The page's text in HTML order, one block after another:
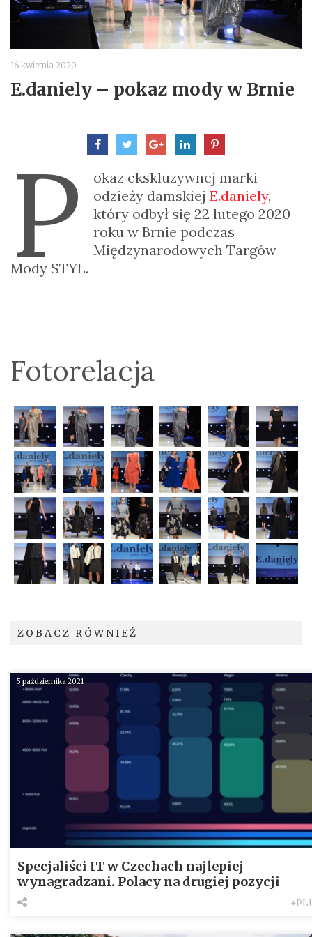
16 kwietnia 2020
E.daniely – pokaz mody w Brnie
P
okaz ekskluzywnej marki
odzieży damskiej E.daniely,
który odbył się 22 lutego 2020
roku w Brnie podczas
Międzynarodowych Targów
Mody STYL.
Fotorelacja
ZOBACZ RÓWNIEŻ
5 października 2021
Specjaliści IT w Czechach najlepiej
wynagradzani. Polacy na drugiej pozycji